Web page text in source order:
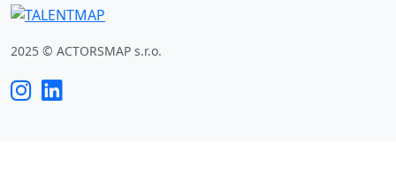
2025 © ACTORSMAP s.r.o.